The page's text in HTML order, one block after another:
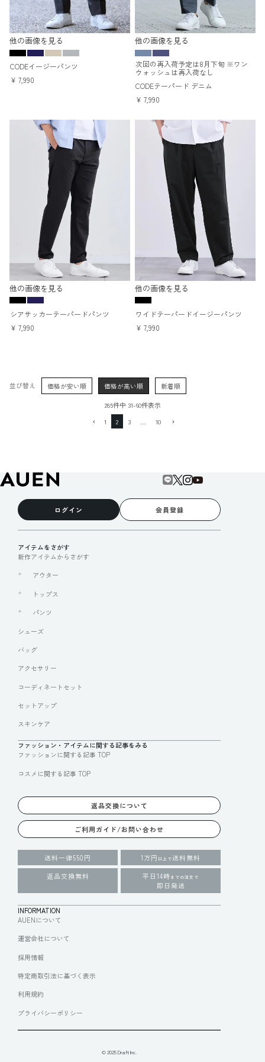
他の画像を見る
CODEイージーパンツ
¥ 7,990
他の画像を見る
次回の再入荷予定は8月下旬 ※ワン
ウォッシュは再入荷なし
CODEテーパード デニム
¥ 7,990
他の画像を見る
シアサッカーテーパードパンツ
¥ 7,990
他の画像を見る
ワイドテーパードイージーパンツ
¥ 7,990
並び替え 価格が安い順 価格が高い順
新着順
285件中 31-60件表示
1
2 3 10
ログイン 会員登録
アイテムをさがす
新作アイテムからさがす
アウター
トップス
パンツ
シューズ
バッグ
アクセサリー
コーディネートセット
セットアップ
スキンケア
ファッション・アイテムに関する記事をみる
ファッションに関する記事 TOP
コスメに関する記事 TOP
返品交換について
ご利用ガイド/お問い合わせ
送料一律550円 1万円 以上で送料無料
返品交換無料
平日14時 までの注文で
即日発送
INFORMATION
AUENについて
運営会社について
採用情報
特定商取引法に基づく表示
利用規約
プライバシーポリシー
© 2025 Draft Inc.